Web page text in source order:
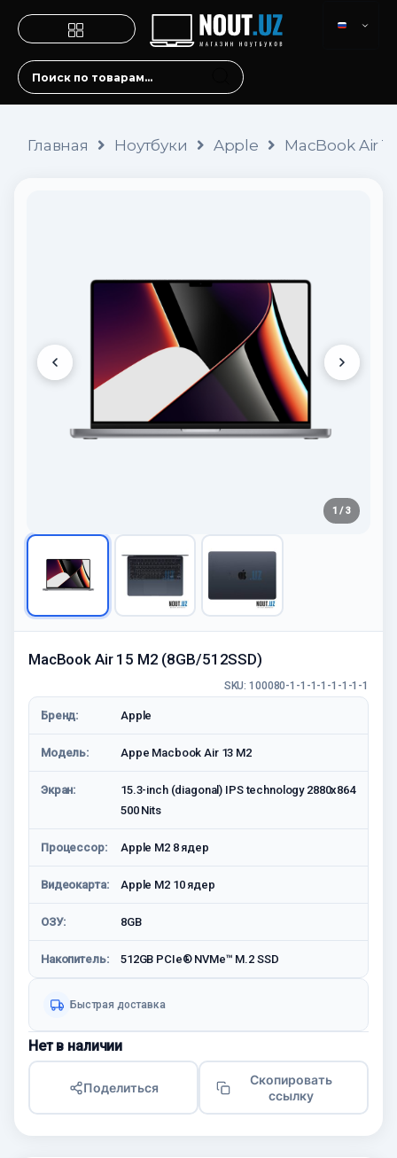
Главная Ноутбуки Apple MacBook Air
1 / 3
MacBook Air 15 M2 (8GB/512SSD)
SKU: 100080-1-1-1-1-1-1-1-1
Бренд: Apple
Модель: Appe Macbook Air 13 M2
Экран:
15.3-inch (diagonal) IPS technology 2880x864
500 Nits
Процессор: Apple M2 8 ядер
Видеокарта: Apple M2 10 ядер
ОЗУ: 8GB
Накопитель: 512GB PCIe® NVMe™ M.2 SSD
Быстрая доставка
Нет в наличии
Поделиться
Скопировать
ссылку